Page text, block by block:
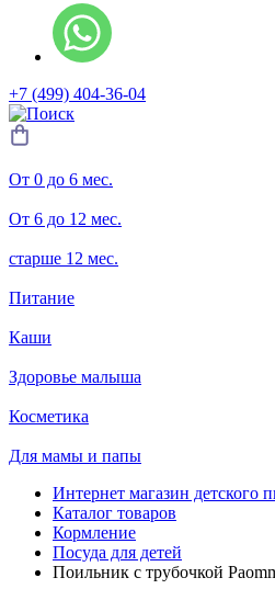
+7 (499) 404-36-04
От 0 до 6 мес.
От 6 до 12 мес.
старше 12 мес.
Питание
Каши
Здоровье малыша
Косметика
Для мамы и папы
Интернет магазин детского
Каталог товаров
Кормление
Посуда для детей
Поильник с трубочкой